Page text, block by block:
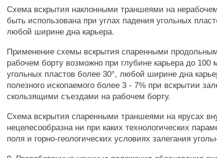
Схема вскрытия наклонными траншеями на
быть использована при углах падения угольных
любой ширине дна карьера.
Применение схемы вскрытия спаренными
рабочем борту возможно при глубине карьера до 100
угольных пластов более 30°, любой ширине дна
полезного ископаемого более 3 - 7% при вскрытии
скользящими съездами на рабочем борту.
Схема вскрытия спаренными траншеями на ярусах
нецелесообразна ни при каких технологических
поля и горно-геологических условиях залегания